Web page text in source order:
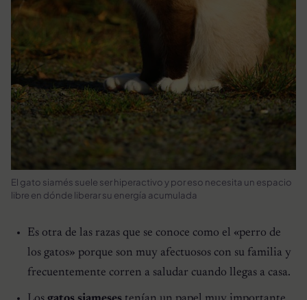
El gato siamés suele ser hiperactivo y por eso necesita un espacio
libre en dónde liberar su energía acumulada
Es otra de las razas que se conoce como el «perro de
los gatos» porque son muy afectuosos con su familia y
frecuentemente corren a saludar cuando llegas a casa.